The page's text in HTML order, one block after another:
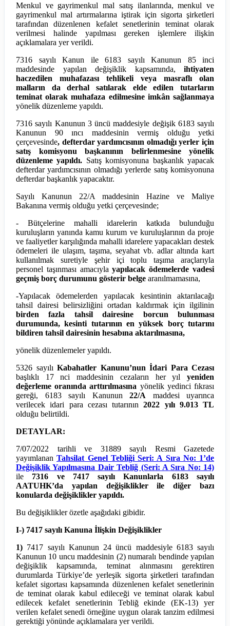
Menkul ve gayrimenkul mal satış ilanlarında, menkul ve
gayrimenkul mal artırmalarına iştirak için sigorta şirketleri
tarafından düzenlenen kefalet senetlerinin teminat olarak
verilmesi halinde yapılması gereken işlemlere ilişkin
açıklamalara yer verildi.
7316 sayılı Kanun ile 6183 sayılı Kanunun 85 inci
maddesinde yapılan değişiklik kapsamında, ihtiyaten
haczedilen muhafazası tehlikeli veya masraflı olan
malların da derhal satılarak elde edilen tutarların
teminat olarak muhafaza edilmesine imkân sağlanmaya
yönelik düzenleme yapıldı.
7316 sayılı Kanunun 3 üncü maddesiyle değişik 6183 sayılı
Kanunun 90 ıncı maddesinin vermiş olduğu yetki
çerçevesinde, defterdar yardımcısının olmadığı yerler için
satış komisyonu başkanının belirlenmesine yönelik
düzenleme yapıldı. Satış komisyonuna başkanlık yapacak
defterdar yardımcısının olmadığı yerlerde satış komisyonuna
defterdar başkanlık yapacaktır.
Sayılı Kanunun 22/A maddesinin Hazine ve Maliye
Bakanına vermiş olduğu yetki çerçevesinde;
- Bütçelerine mahalli idarelerin katkıda bulunduğu
kuruluşların yanında kamu kurum ve kuruluşlarının da proje
ve faaliyetler karşılığında mahalli idarelere yapacakları destek
ödemeleri ile ulaşım, taşıma, seyahat vb. adlar altında kart
kullanılmak suretiyle şehir içi toplu taşıma araçlarıyla
personel taşınması amacıylayapılacak ödemelerde vadesi
geçmiş borç durumunu gösterir belge aranılmamasına,
-Yapılacak ödemelerden yapılacak kesintinin aktarılacağı
tahsil dairesi belirsizliğini ortadan kaldırmak için ilgilinin
birden fazla tahsil dairesine borcun bulunması
durumunda, kesinti tutarının en yüksek borç tutarını
bildiren tahsil dairesinin hesabına aktarılmasına,
yönelik düzenlemeler yapıldı.
5326 sayılı Kabahatler Kanunu’nun İdari Para Cezası
başlıklı 17 nci maddesinin cezaların her yıl yeniden
değerleme oranında arttırılmasına yönelik yedinci fıkrası
gereği, 6183 sayılı Kanunun 22/A maddesi uyarınca
verilecek idari para cezası tutarının2022 yılı 9.013 TL
olduğu belirtildi.
DETAYLAR:
7/07/2022 tarihli ve 31889 sayılı Resmi Gazetede
yayımlananTahsilat Genel Tebliği Seri: A Sıra No: 1’de
Değişiklik Yapılmasına Dair Tebliğ (Seri: A Sıra No: 14)
ile 7316 ve 7417 sayılı Kanunlarla 6183 sayılı
AATUHK’da yapılan değişiklikler ile diğer bazı
konularda değişiklikler yapıldı.
Bu değişiklikler özetle aşağıdaki gibidir.
I-) 7417 sayılı Kanuna İlişkin Değişiklikler
1) 7417 sayılı Kanunun 24 üncü maddesiyle 6183 sayılı
Kanunun 10 uncu maddesinin (2) numaralı bendinde yapılan
değişiklik kapsamında, teminat alınmasını gerektiren
durumlarda Türkiye’de yerleşik sigorta şirketleri tarafından
kefalet sigortası kapsamında düzenlenen kefalet senetlerinin
de teminat olarak kabul edileceği ve teminat olarak kabul
edilecek kefalet senetlerinin Tebliğ ekinde (EK-13) yer
verilen kefalet senedi örneğine uygun olarak tanzim edilmesi
gerektiği yönünde açıklamalara yer verildi.